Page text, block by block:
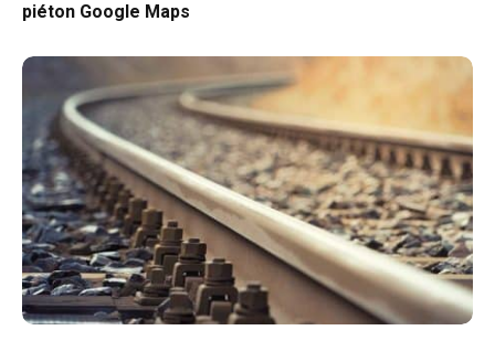
piéton Google Maps